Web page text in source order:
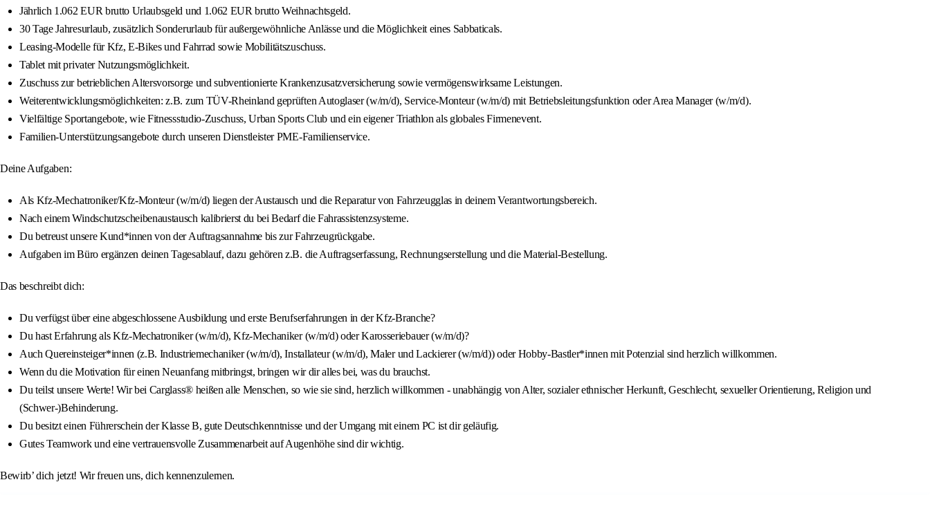
Jährlich 1.062 EUR brutto Urlaubsgeld und 1.062 EUR brutto Weihnachtsgeld.
30 Tage Jahresurlaub, zusätzlich Sonderurlaub für außergewöhnliche Anlässe und die Möglichkeit eines Sabbaticals.
Leasing-Modelle für Kfz, E-Bikes und Fahrrad sowie Mobilitätszuschuss.
Tablet mit privater Nutzungsmöglichkeit.
Zuschuss zur betrieblichen Altersvorsorge und subventionierte Krankenzusatzversicherung sowie vermögenswirksame Leistungen.
Weiterentwicklungsmöglichkeiten: z.B. zum TÜV-Rheinland geprüften Autoglaser (w/m/d), Service-Monteur (w/m/d) mit Betriebsleitungsfunktion oder Area Manager (w/m/d).
Vielfältige Sportangebote, wie Fitnessstudio-Zuschuss, Urban Sports Club und ein eigener Triathlon als globales Firmenevent.
Familien-Unterstützungsangebote durch unseren Dienstleister PME-Familienservice.
Deine Aufgaben:
Als Kfz-Mechatroniker/Kfz-Monteur (w/m/d) liegen der Austausch und die Reparatur von Fahrzeugglas in deinem Verantwortungsbereich.
Nach einem Windschutzscheibenaustausch kalibrierst du bei Bedarf die Fahrassistenzsysteme.
Du betreust unsere Kund*innen von der Auftragsannahme bis zur Fahrzeugrückgabe.
Aufgaben im Büro ergänzen deinen Tagesablauf, dazu gehören z.B. die Auftragserfassung, Rechnungserstellung und die Material-Bestellung.
Das beschreibt dich:
Du verfügst über eine abgeschlossene Ausbildung und erste Berufserfahrungen in der Kfz-Branche?
Du hast Erfahrung als Kfz-Mechatroniker (w/m/d), Kfz-Mechaniker (w/m/d) oder Karosseriebauer (w/m/d)?
Auch Quereinsteiger*innen (z.B. Industriemechaniker (w/m/d), Installateur (w/m/d), Maler und Lackierer (w/m/d)) oder Hobby-Bastler*innen mit Potenzial sind herzlich willkommen.
Wenn du die Motivation für einen Neuanfang mitbringst, bringen wir dir alles bei, was du brauchst.
Du teilst unsere Werte! Wir bei Carglass® heißen alle Menschen, so wie sie sind, herzlich willkommen - unabhängig von Alter, sozialer ethnischer Herkunft, Geschlecht, sexueller Orientierung, Religion und
(Schwer-)Behinderung.
Du besitzt einen Führerschein der Klasse B, gute Deutschkenntnisse und der Umgang mit einem PC ist dir geläufig.
Gutes Teamwork und eine vertrauensvolle Zusammenarbeit auf Augenhöhe sind dir wichtig.
Bewirb’ dich jetzt! Wir freuen uns, dich kennenzulernen.